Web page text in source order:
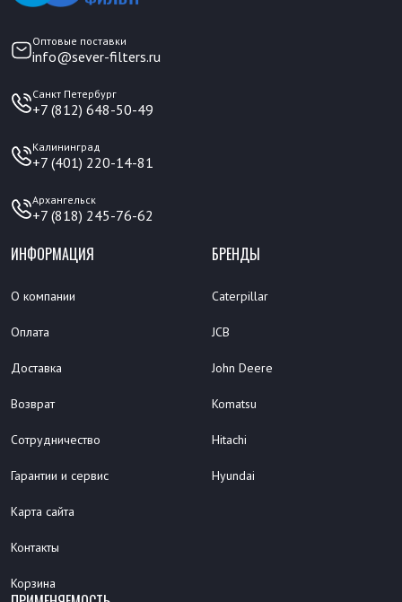
Оптовые поставки
info@sever-filters.ru
Санкт Петербург
+7 (812) 648-50-49
Калининград
+7 (401) 220-14-81
Архангельск
+7 (818) 245-76-62
ИНФОРМАЦИЯ
О компании
Оплата
Доставка
Возврат
Сотрудничество
Гарантии и сервис
Карта сайта
Контакты
Корзина
БРЕНДЫ
Caterpillar
JCB
John Deere
Komatsu
Hitachi
Hyundai